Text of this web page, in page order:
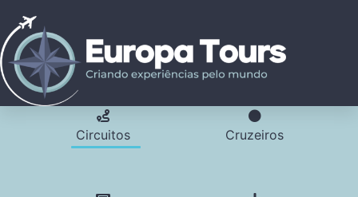
Circuitos Cruzeiros